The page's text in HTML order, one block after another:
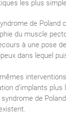
les plus
de Poland
du muscle
à une pose
dans lequel
d’implants plus
de